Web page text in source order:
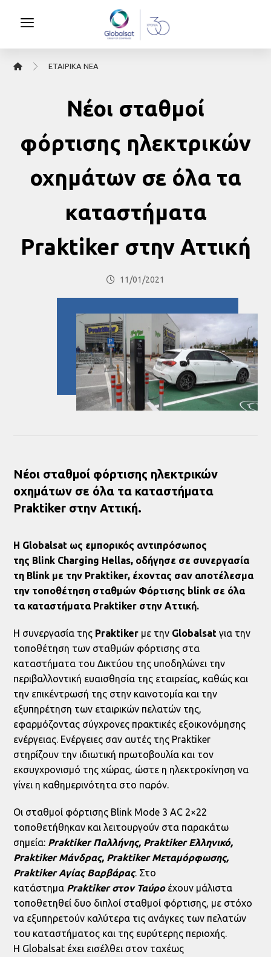
ΕΤΑΙΡΙΚΆ ΝΈΑ
Νέοι σταθμοί
φόρτισης ηλεκτρικών
οχημάτων σε όλα τα
καταστήματα
Praktiker στην Αττική
11/01/2021
Νέοι σταθμοί φόρτισης ηλεκτρικών
οχημάτων σε όλα τα καταστήματα
Praktiker στην Αττική.
Η Globalsat ως εμπορικός αντιπρόσωπος
της Blink Charging Hellas, οδήγησε σε συνεργασία
τη Blink με την Praktiker, έχοντας σαν αποτέλεσμα
την τοποθέτηση σταθμών Φόρτισης blink σε όλα
τα καταστήματα Praktiker στην Αττική.
Η συνεργασία της Praktiker με την Globalsat για την
τοποθέτηση των σταθμών φόρτισης στα
καταστήματα του Δικτύου της υποδηλώνει την
περιβαλλοντική ευαισθησία της εταιρείας, καθώς και
την επικέντρωσή της στην καινοτομία και την
εξυπηρέτηση των εταιρικών πελατών της,
εφαρμόζοντας σύγχρονες πρακτικές εξοικονόμησης
ενέργειας. Ενέργειες σαν αυτές της Praktiker
στηρίζουν την ιδιωτική πρωτοβουλία και τον
εκσυγχρονισμό της χώρας, ώστε η ηλεκτροκίνηση να
γίνει η καθημερινότητα στο παρόν.
Οι σταθμοί φόρτισης Blink Mode 3 AC 2×22
τοποθετήθηκαν και λειτουργούν στα παρακάτω
σημεία: PraktikerΠαλλήνης, PraktikerΕλληνικό,
PraktikerΜάνδρας, PraktikerΜεταμόρφωσης,
PraktikerΑγίας Βαρβάρας. Στο
κατάστημα Praktikerστον Ταύροέχουν μάλιστα
τοποθετηθεί δυο διπλοί σταθμοί φόρτισης, με στόχο
να εξυπηρετούν καλύτερα τις ανάγκες των πελατών
του καταστήματος και της ευρύτερης περιοχής.
Η Globalsat έχει εισέλθει στον ταχέως